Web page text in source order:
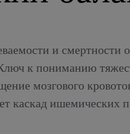
и смертности
к пониманию
мозгового
каскад